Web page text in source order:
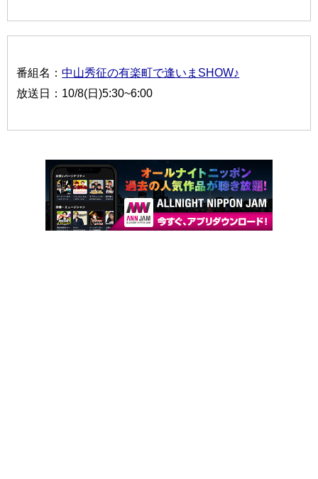
番組名：中山秀征の有楽町で逢いまSHOW♪
放送日：10/8(日)5:30~6:00